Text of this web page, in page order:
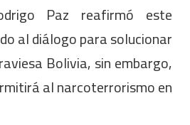
Paz reafirmó este
al diálogo para solucionar
Bolivia, sin embargo,
al narcoterrorismo en